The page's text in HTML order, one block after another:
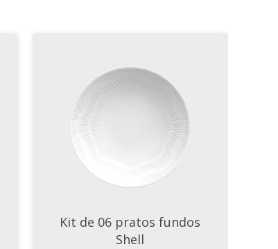
Kit de 06 pratos fundos
Shell